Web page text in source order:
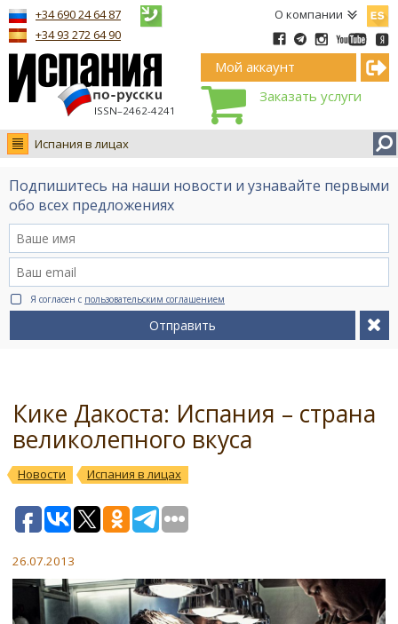
О компании
ISSN–2462-4241
+34 690 24 64 87
+34 93 272 64 90
Мой аккаунт
Заказать услуги
Испания в лицах
Новости
Интервью
Видео Ruso.TV
BCN life
Сервис на немецком
Подпишитесь на наши новости и узнавайте первыми
обо всех предложениях
Я согласен с пользовательским соглашением
Отправить
Кике Дакоста: Испания – страна
великолепного вкуса
Новости Испания в лицах
26.07.2013